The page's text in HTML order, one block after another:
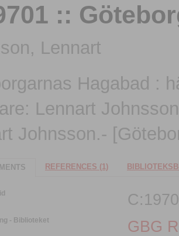
::
Lennart
Hagabad :
Lennart
Johnsson.-
REFERENCES (1)
- Biblioteket GBG R